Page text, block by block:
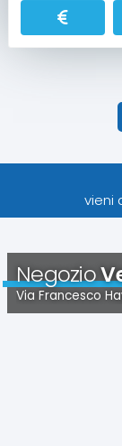
vieni
Negozio
Via Francesco